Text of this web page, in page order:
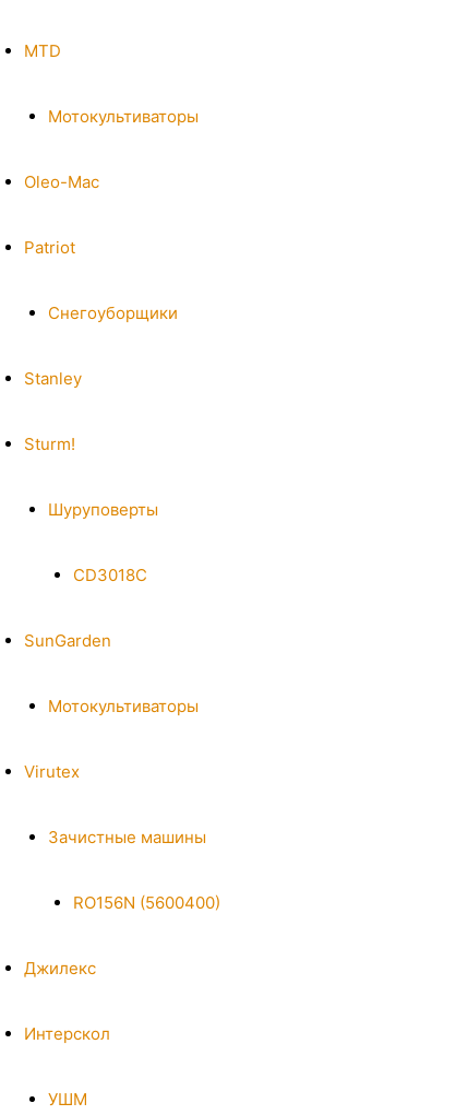
MTD
Мотокультиваторы
Oleo-Mac
Patriot
Снегоуборщики
Stanley
Sturm!
Шуруповерты
CD3018C
SunGarden
Мотокультиваторы
Virutex
Зачистные машины
RO156N (5600400)
Джилекс
Интерскол
УШМ